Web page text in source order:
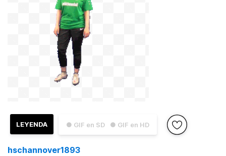
● GIF en SD ● GIF en HD
LEYENDA
hschannover1893